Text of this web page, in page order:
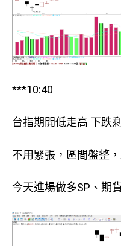
***10:40
台指期開低走高 下跌
不用緊張，區間盤整
今天進場做多SP、期